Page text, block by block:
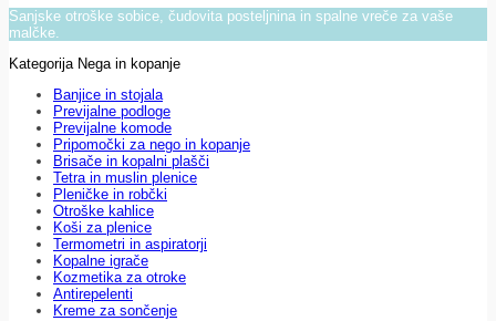
Sanjske otroške sobice, čudovita posteljnina in spalne vreče za vaše
malčke.
Kategorija Nega in kopanje
Banjice in stojala
Previjalne podloge
Previjalne komode
Pripomočki za nego in kopanje
Brisače in kopalni plašči
Tetra in muslin plenice
Pleničke in robčki
Otroške kahlice
Koši za plenice
Termometri in aspiratorji
Kopalne igrače
Kozmetika za otroke
Antirepelenti
Kreme za sončenje